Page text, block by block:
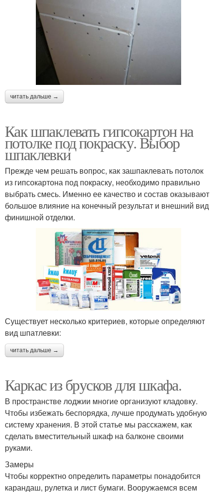
читать дальше →
Как шпаклевать гипсокартон на
потолке под покраску. Выбор
шпаклевки
Прежде чем решать вопрос, как зашпаклевать потолок
из гипсокартона под покраску, необходимо правильно
выбрать смесь. Именно ее качество и состав оказывают
большое влияние на конечный результат и внешний вид
финишной отделки.
Существует несколько критериев, которые определяют
вид шпатлевки:
читать дальше →
Каркас из брусков для шкафа.
В пространстве лоджии многие организуют кладовку.
Чтобы избежать беспорядка, лучше продумать удобную
систему хранения. В этой статье мы расскажем, как
сделать вместительный шкаф на балконе своими
руками.
Замеры
Чтобы корректно определить параметры понадобится
карандаш, рулетка и лист бумаги. Вооружаемся всем